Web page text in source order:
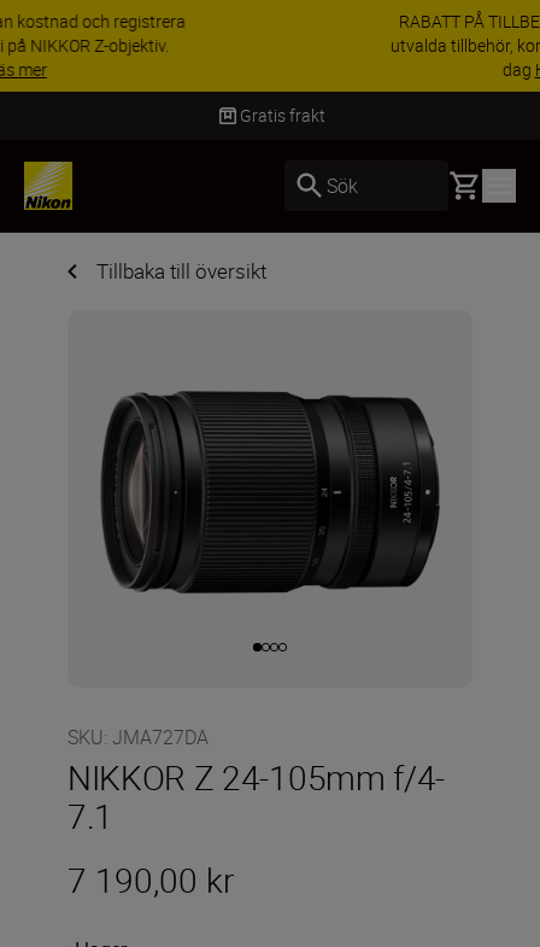
RABATT PÅ TILLBEHÖR | Få 15 % rabatt på
utvalda tillbehör, komplettera din utrustning i
Sök Basket
Tillbaka till översikt
SKU: JMA727DA
NIKKOR Z 24-105mm f/4-
7.1
7 190,00 kr